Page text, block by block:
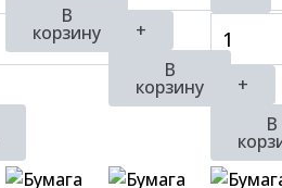
В
корзину
+
В
корзину
+
В